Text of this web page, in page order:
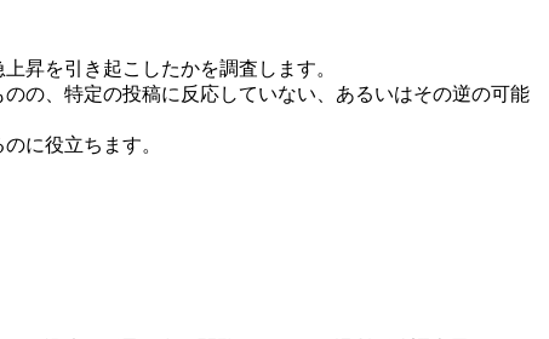
昇を引き起こしたかを調査します。
の、特定の投稿に反応していない、あるいはその逆の可能
に役立ちます。